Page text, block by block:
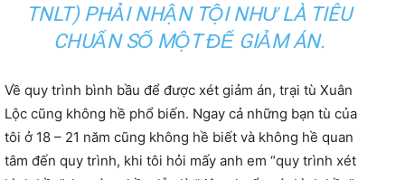
TNLT) PHẢI NHẬN TỘI NHƯ LÀ TIÊU
CHUẨN SỐ MỘT ĐỂ GIẢM ÁN.
Về quy trình bình bầu để được xét giảm án, trại tù Xuân
Lộc cũng không hề phổ biến. Ngay cả những bạn tù của
tôi ở 18 – 21 năm cũng không hề biết và không hề quan
tâm đến quy trình, khi tôi hỏi mấy anh em “quy trình xét